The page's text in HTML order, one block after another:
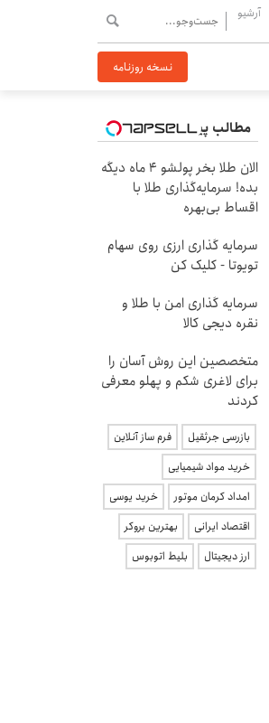
آرشیو
نسخه روزنامه
مطالب پیشنهادی
الان طلا بخر پولشو 4 ماه دیگه
بده! سرمایه‌گذاری طلا با
اقساط بی‌بهره
سرمایه گذاری ارزی روی سهام
تویوتا - کلیک کن
سرمایه گذاری امن با طلا و
نقره دیجی کالا
متخصصین این روش آسان را
برای لاغری شکم و پهلو معرفی
کردند
بازرسی جرثقیل
فرم ساز آنلاین
خرید مواد شیمیایی
امداد کرمان موتور
خرید یوسی
اقتصاد ایرانی
بهترین بروکر
ارز دیجیتال
بلیط اتوبوس